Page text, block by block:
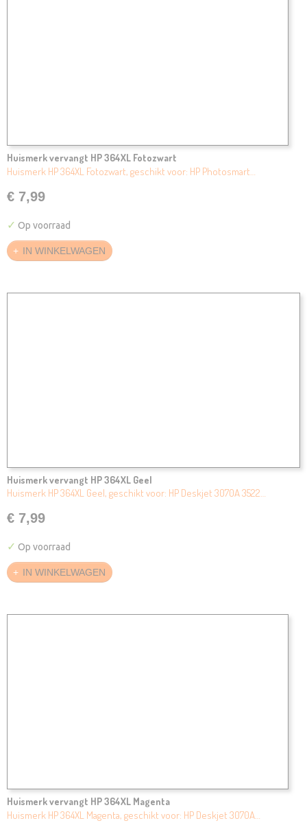
Huismerk vervangt HP 364XL Fotozwart
Huismerk HP 364XL Fotozwart, geschikt voor: HP Photosmart…
€ 7,99
✓ Op voorraad
IN WINKELWAGEN
Huismerk vervangt HP 364XL Geel
Huismerk HP 364XL Geel, geschikt voor: HP Deskjet 3070A 3522…
€ 7,99
✓ Op voorraad
IN WINKELWAGEN
Huismerk vervangt HP 364XL Magenta
Huismerk HP 364XL Magenta, geschikt voor: HP Deskjet 3070A…